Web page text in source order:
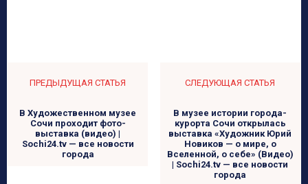
ПРЕДЫДУЩАЯ СТАТЬЯ
В Художественном музее
Сочи проходит фото-
выставка (видео) |
Sochi24.tv — все новости
города
СЛЕДУЮЩАЯ СТАТЬЯ
В музее истории города-
курорта Сочи открылась
выставка «Художник Юрий
Новиков — о мире, о
Вселенной, о себе» (Видео)
| Sochi24.tv — все новости
города